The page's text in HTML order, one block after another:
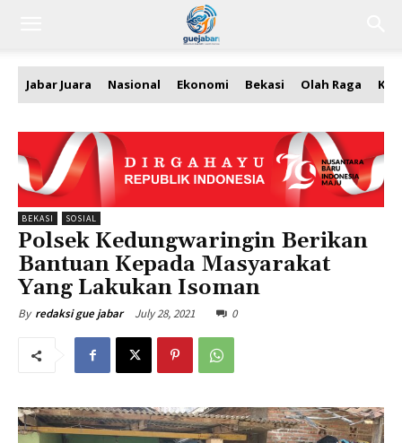
Jabar Juara Nasional Ekonomi Bekasi Olah Raga
BEKASI SOSIAL
Polsek Kedungwaringin Berikan
Bantuan Kepada Masyarakat
Yang Lakukan Isoman
By redaksi gue jabar July 28, 2021 0